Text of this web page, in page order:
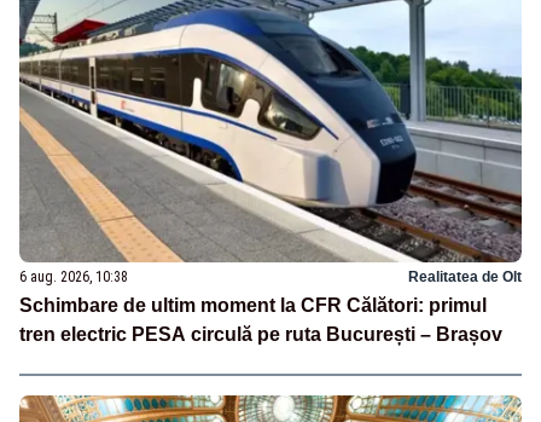
6 aug. 2026, 10:38 Realitatea de Olt
Schimbare de ultim moment la CFR Călători: primul
tren electric PESA circulă pe ruta București – Brașov